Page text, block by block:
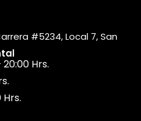
#5234, Local 7, San
Hrs.